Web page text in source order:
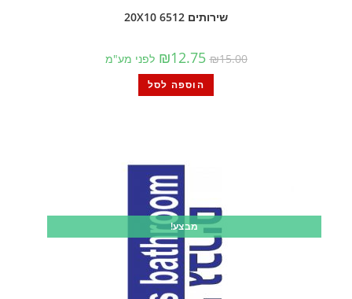
שירותים 6512 20X10
₪15.00
₪12.75 לפני מע"מ
הוספה לסל
מבצע!